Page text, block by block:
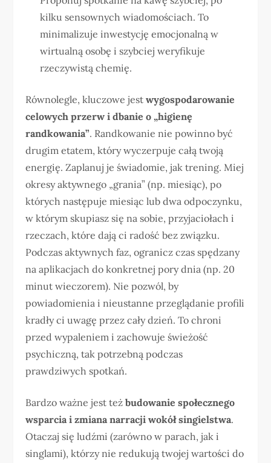
kilku sensownych wiadomościach. To
minimalizuje inwestycję emocjonalną w
wirtualną osobę i szybciej weryfikuje
rzeczywistą chemię.
Równolegle, kluczowe jestwygospodarowanie
celowych przerw i dbanie o „higienę
randkowania”. Randkowanie nie powinno być
drugim etatem, który wyczerpuje całą twoją
energię. Zaplanuj je świadomie, jak trening. Miej
okresy aktywnego „grania” (np. miesiąc), po
których następuje miesiąc lub dwa odpoczynku,
w którym skupiasz się na sobie, przyjaciołach i
rzeczach, które dają ci radość bez związku.
Podczas aktywnych faz, ogranicz czas spędzany
na aplikacjach do konkretnej pory dnia (np. 20
minut wieczorem). Nie pozwól, by
powiadomienia i nieustanne przeglądanie profili
kradły ci uwagę przez cały dzień. To chroni
przed wypaleniem i zachowuje świeżość
psychiczną, tak potrzebną podczas
prawdziwych spotkań.
Bardzo ważne jest teżbudowanie społecznego
wsparcia i zmiana narracji wokół singielstwa.
Otaczaj się ludźmi (zarówno w parach, jak i
singlami), którzy nie redukują twojej wartości do